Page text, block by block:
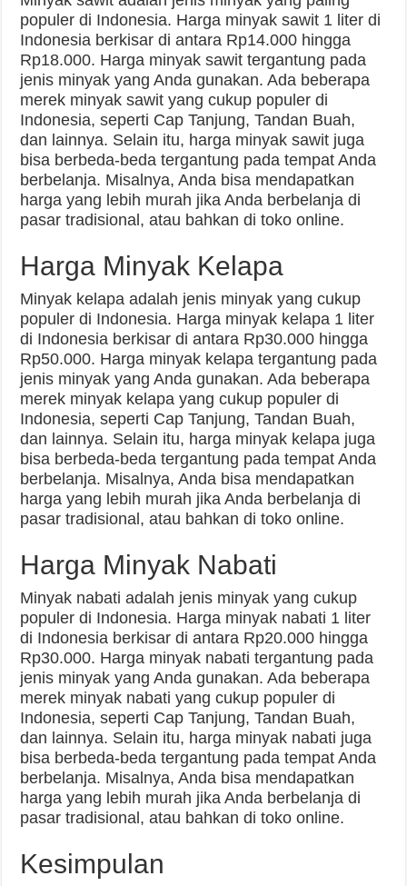
populer di Indonesia. Harga minyak sawit 1 liter di
Indonesia berkisar di antara Rp14.000 hingga
Rp18.000. Harga minyak sawit tergantung pada
jenis minyak yang Anda gunakan. Ada beberapa
merek minyak sawit yang cukup populer di
Indonesia, seperti Cap Tanjung, Tandan Buah,
dan lainnya. Selain itu, harga minyak sawit juga
bisa berbeda-beda tergantung pada tempat Anda
berbelanja. Misalnya, Anda bisa mendapatkan
harga yang lebih murah jika Anda berbelanja di
pasar tradisional, atau bahkan di toko online.
Harga Minyak Kelapa
Minyak kelapa adalah jenis minyak yang cukup
populer di Indonesia. Harga minyak kelapa 1 liter
di Indonesia berkisar di antara Rp30.000 hingga
Rp50.000. Harga minyak kelapa tergantung pada
jenis minyak yang Anda gunakan. Ada beberapa
merek minyak kelapa yang cukup populer di
Indonesia, seperti Cap Tanjung, Tandan Buah,
dan lainnya. Selain itu, harga minyak kelapa juga
bisa berbeda-beda tergantung pada tempat Anda
berbelanja. Misalnya, Anda bisa mendapatkan
harga yang lebih murah jika Anda berbelanja di
pasar tradisional, atau bahkan di toko online.
Harga Minyak Nabati
Minyak nabati adalah jenis minyak yang cukup
populer di Indonesia. Harga minyak nabati 1 liter
di Indonesia berkisar di antara Rp20.000 hingga
Rp30.000. Harga minyak nabati tergantung pada
jenis minyak yang Anda gunakan. Ada beberapa
merek minyak nabati yang cukup populer di
Indonesia, seperti Cap Tanjung, Tandan Buah,
dan lainnya. Selain itu, harga minyak nabati juga
bisa berbeda-beda tergantung pada tempat Anda
berbelanja. Misalnya, Anda bisa mendapatkan
harga yang lebih murah jika Anda berbelanja di
pasar tradisional, atau bahkan di toko online.
Kesimpulan